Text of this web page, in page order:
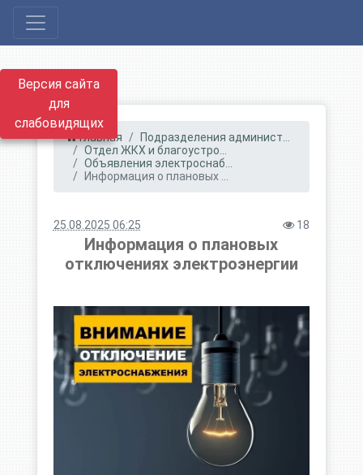
Версия сайта
для
слабовидящих
Главная
Подразделения админист...
Отдел ЖКХ и благоустро...
Объявления электроснаб...
Информация о плановых ...
25.08.2025 06:25 18
Информация о плановых
отключениях электроэнергии